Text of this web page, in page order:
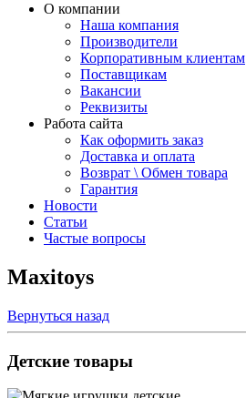
О компании
Наша компания
Производители
Корпоративным клиентам
Поставщикам
Вакансии
Реквизиты
Работа сайта
Как оформить заказ
Доставка и оплата
Возврат \ Обмен товара
Гарантия
Новости
Статьи
Частые вопросы
Maxitoys
Вернуться назад
Детские товары